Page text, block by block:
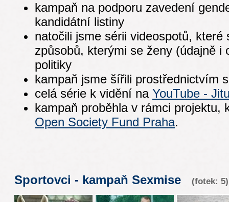
kampaň na podporu zavedení
kandidátní listiny
natočili jsme sérii videospotů, které
způsobů, kterými se ženy (údajně i
politiky
kampaň jsme šířili prostřednictvím
celá série k vidění na YouTube -
kampaň proběhla v rámci projektu,
Open Society Fund Praha.
Sportovci - kampaň Sexmise (fotek: 5)